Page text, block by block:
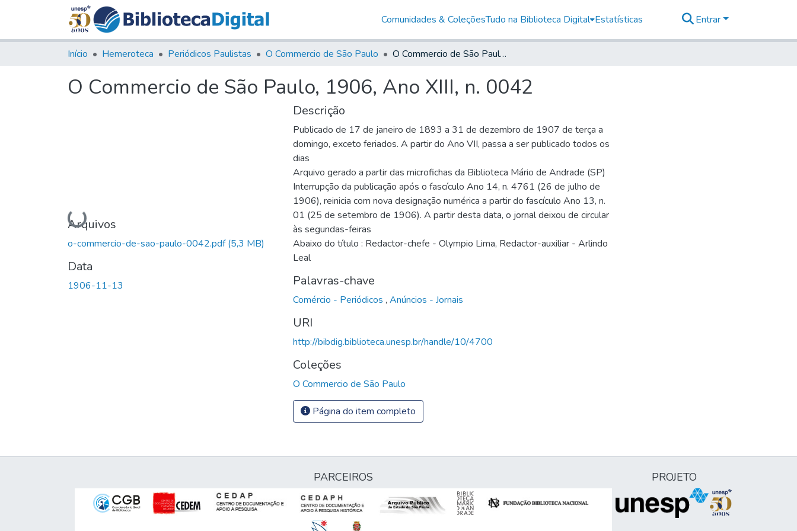
Comunidades & ColeçõesTudo na Biblioteca Digital Estatísticas Entrar
Início Hemeroteca Periódicos Paulistas O Commercio de São Paulo O Commercio de São Paulo, 1906, Ano XIII, n. 0042
O Commercio de São Paulo, 1906, Ano XIII, n. 0042
Carregando...
Arquivos
o-commercio-de-sao-paulo-0042.pdf(5,3 MB)
Data
1906-11-13
Descrição
Publicado de 17 de janeiro de 1893 a 31 de dezembro de 1907 de terça a
domingo, exceto feriados. A partir do Ano VII, passa a ser publicado todos os
dias
Arquivo gerado a partir das microfichas da Biblioteca Mário de Andrade (SP)
Interrupção da publicação após o fascículo Ano 14, n. 4761 (26 de julho de
1906), reinicia com nova designação numérica a partir do fascículo Ano 13, n.
01 (25 de setembro de 1906). A partir desta data, o jornal deixou de circular
às segundas-feiras
Abaixo do título : Redactor-chefe - Olympio Lima, Redactor-auxiliar - Arlindo
Leal
Palavras-chave
Comércio - Periódicos , Anúncios - Jornais
URI
http://bibdig.biblioteca.unesp.br/handle/10/4700
Coleções
O Commercio de São Paulo
Página do item completo
PARCEIROS PROJETO